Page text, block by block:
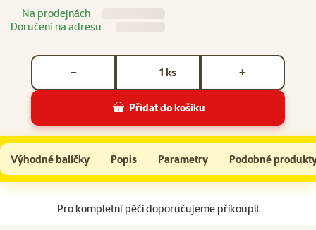
Na prodejnách
Doručení na adresu
ks
− +
Přidat do košíku
Tyčinky Vitakraft Kracker banán 2ks
Do košíku
Výhodné balíčky Popis Parametry Podobné
Na začátek stránky
Pro kompletní péči doporučujeme přikoupit